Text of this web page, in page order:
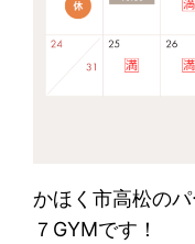
かほく市高松の
７GYMです！